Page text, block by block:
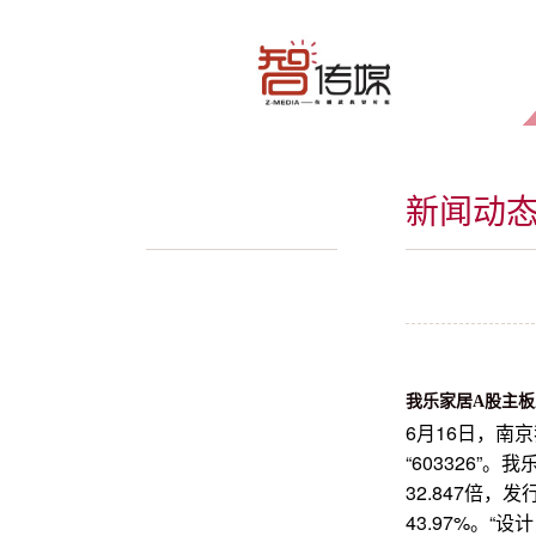
新闻动
我乐家居A股主
6月16日，南
“603326”。我
32.847倍，发
43.97%。“设